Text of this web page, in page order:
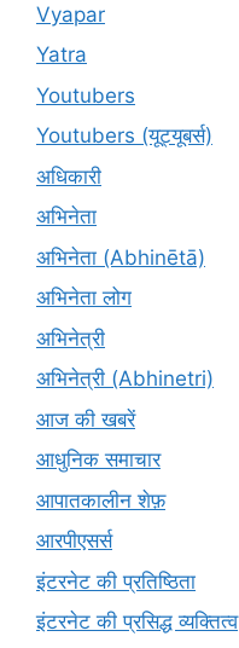
Vyapar
Yatra
Youtubers
Youtubers (यूट्यूबर्स)
अधिकारी
अभिनेता
अभिनेता (Abhinētā)
अभिनेता लोग
अभिनेत्री
अभिनेत्री (Abhinetri)
आज की खबरें
आधुनिक समाचार
आपातकालीन शेफ़
आरपीएसर्स
इंटरनेट की प्रतिष्ठिता
इंटरनेट की प्रसिद्ध व्यक्तित्व